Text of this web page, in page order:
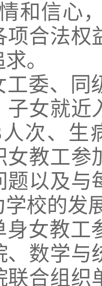
和信心
项合法权
。
工委、同
子女就近
次、 生
女教工参
题以及与
校的发
身女教工
、 数学与
联合组织